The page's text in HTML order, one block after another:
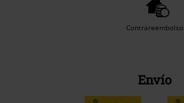
Contrareembolso
Envío